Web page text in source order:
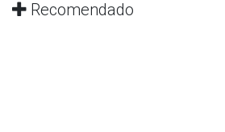
Recomendado